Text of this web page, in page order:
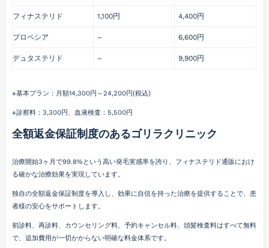
フィナステリド 1,100円 4,400円
プロペシア – 6,600円
デュタステリド – 9,900円
※基本プラン：月額14,300円～24,200円(税込)
※診察料：3,300円、血液検査：5,500円
全額返金保証制度のあるゴリラクリニック
治療開始3ヶ月で99.8%という高い発毛実感率を誇り、フィナステリド通販におけ
る確かな治療効果を実現しています。
独自の全額返金保証制度を導入し、効果に自信を持った治療を提供することで、患
者様の安心をサポートします。
初診料、再診料、カウンセリング料、予約キャンセル料、頭髪検査料はすべて無料
で、追加費用が一切かからない明確な料金体系です。